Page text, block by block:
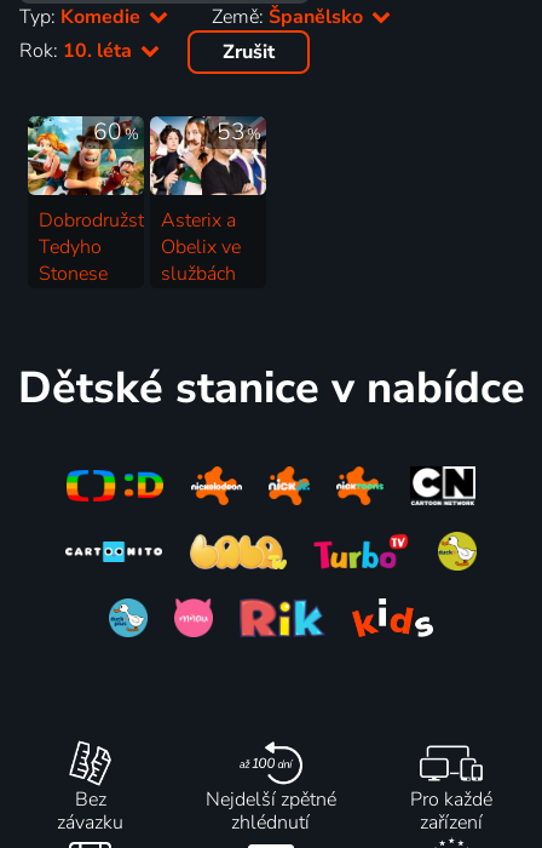
Typ: Komedie Země:Španělsko
Rok: 10. léta Zrušit
60%
Dobrodružství
Tedyho
Stonese
53%
Asterix a
Obelix ve
službách
Dětské stanice v nabídce
Bez
závazku
Nejdelší zpětné
zhlédnutí
Pro každé
zařízení